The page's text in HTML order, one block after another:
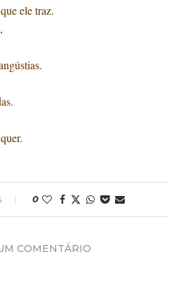
ele traz.
0
COMENTÁRIO